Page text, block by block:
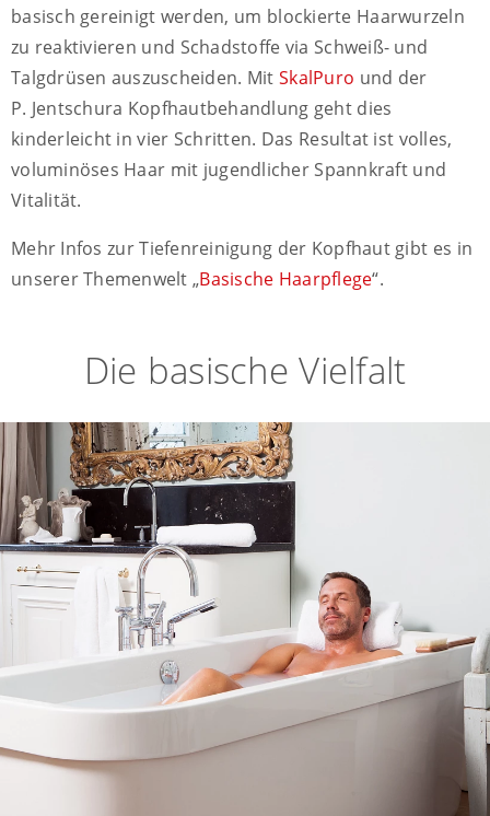
basisch gereinigt werden, um blockierte Haarwurzeln
zu reaktivieren und Schadstoffe via Schweiß- und
Talgdrüsen auszuscheiden. MitSkalPuro und der
P. Jentschura Kopfhautbehandlung geht dies
kinderleicht in vier Schritten. Das Resultat ist volles,
voluminöses Haar mit jugendlicher Spannkraft und
Vitalität.
Mehr Infos zur Tiefenreinigung der Kopfhaut gibt es in
unserer Themenwelt „Basische Haarpflege“.
Die basische Vielfalt